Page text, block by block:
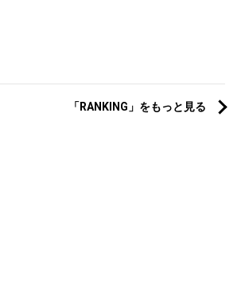
「RANKING」をもっと見る